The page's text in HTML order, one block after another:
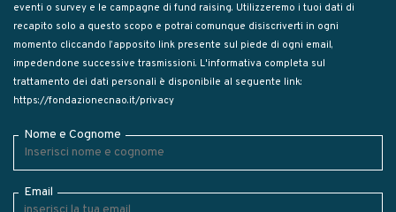
eventi o survey e le campagne di fund raising. Utilizzeremo i tuoi dati di
recapito solo a questo scopo e potrai comunque disiscriverti in ogni
momento cliccando l’apposito link presente sul piede di ogni email,
impedendone successive trasmissioni. L'informativa completa sul
trattamento dei dati personali è disponibile al seguente link:
https://fondazionecnao.it/privacy
Nome e Cognome
Email